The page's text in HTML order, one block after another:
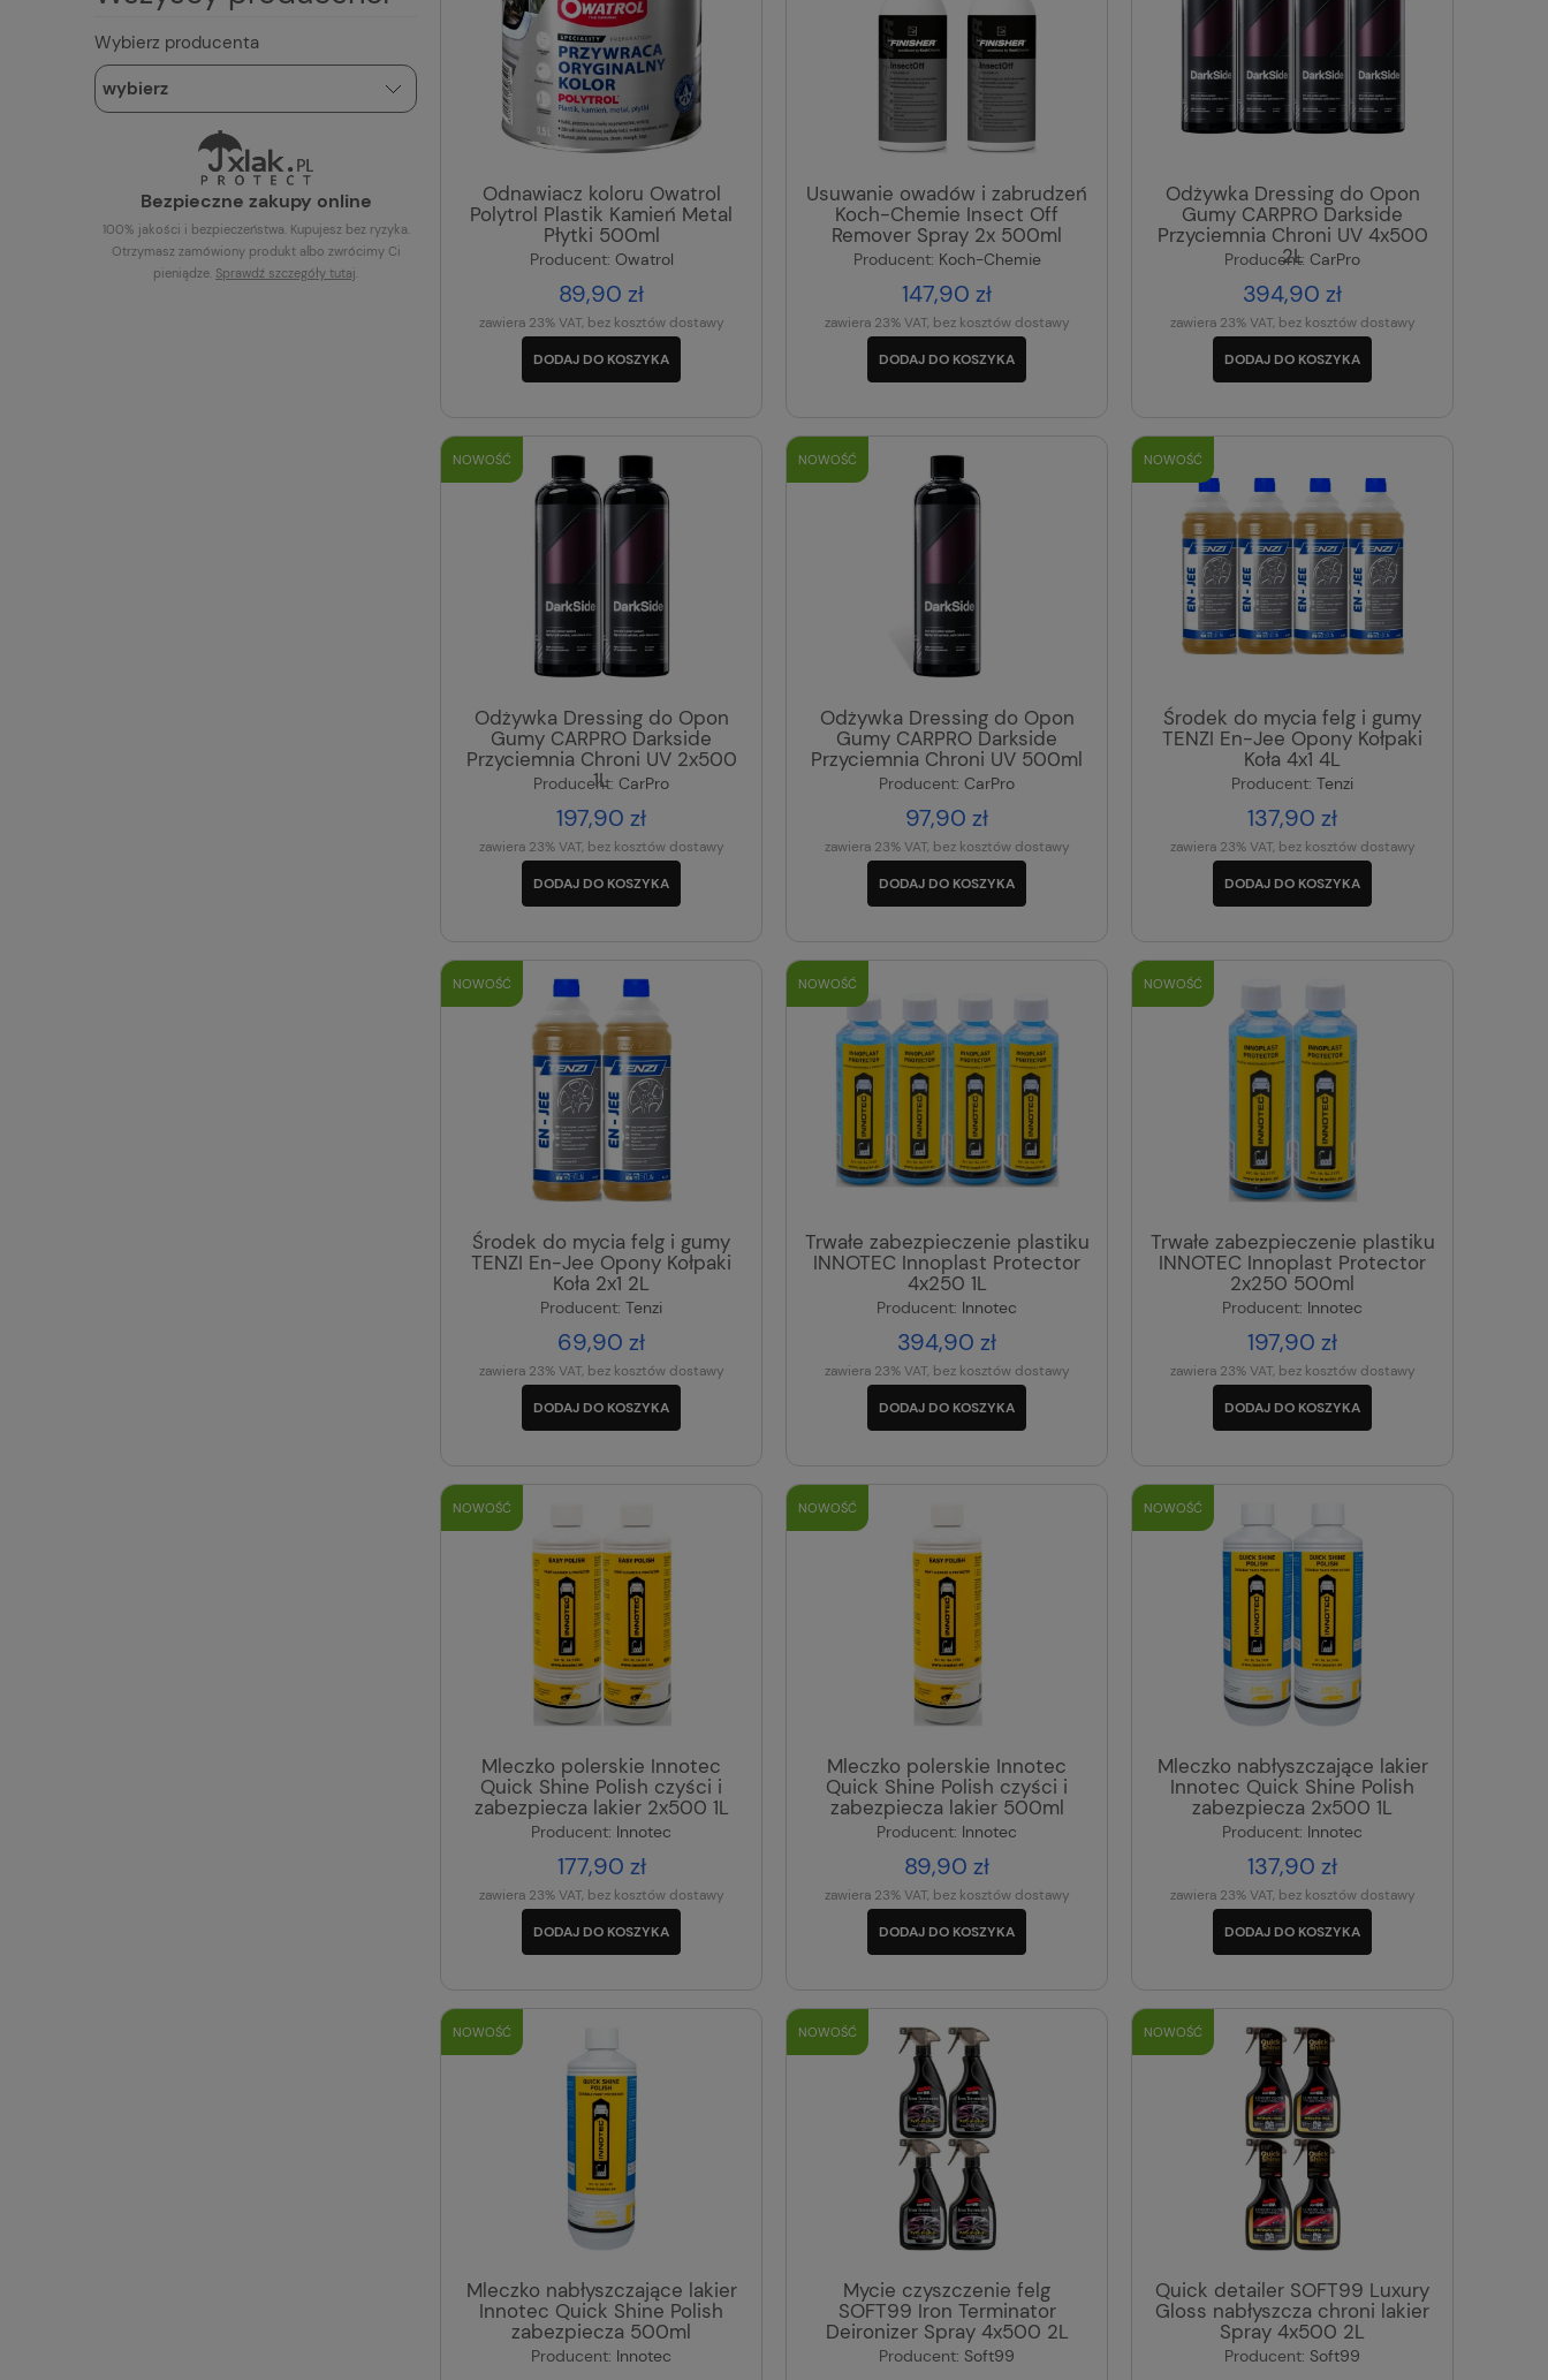
Wybierz producenta
Bezpieczne zakupy online
100% jakości i bezpieczeństwa. Kupujesz bez ryzyka.
Otrzymasz zamówiony produkt albo zwrócimy Ci
pieniądze. Sprawdź szczegóły tutaj
Odnawiacz koloru Owatrol
Polytrol Plastik Kamień Metal
Płytki 500ml
Producent: Owatrol
89,90 zł
zawiera 23% VAT, bez kosztów dostawy
DODAJ DO KOSZYKA
Usuwanie owadów i zabrudzeń
Koch-Chemie Insect Off
Remover Spray 2x 500ml
Producent: Koch-Chemie
147,90 zł
zawiera 23% VAT, bez kosztów dostawy
DODAJ DO KOSZYKA
Odżywka Dressing do Opon
Gumy CARPRO Darkside
Przyciemnia Chroni UV 4x500
2L
Producent: CarPro
394,90 zł
zawiera 23% VAT, bez kosztów dostawy
DODAJ DO KOSZYKA
Odżywka Dressing do Opon
Gumy CARPRO Darkside
Przyciemnia Chroni UV 2x500
1L
Producent: CarPro
197,90 zł
zawiera 23% VAT, bez kosztów dostawy
DODAJ DO KOSZYKA
NOWOŚĆ
Odżywka Dressing do Opon
Gumy CARPRO Darkside
Przyciemnia Chroni UV 500ml
Producent: CarPro
97,90 zł
zawiera 23% VAT, bez kosztów dostawy
DODAJ DO KOSZYKA
NOWOŚĆ
Środek do mycia felg i gumy
TENZI En-Jee Opony Kołpaki
Koła 4x1 4L
Producent: Tenzi
137,90 zł
zawiera 23% VAT, bez kosztów dostawy
DODAJ DO KOSZYKA
NOWOŚĆ
Środek do mycia felg i gumy
TENZI En-Jee Opony Kołpaki
Koła 2x1 2L
Producent: Tenzi
69,90 zł
zawiera 23% VAT, bez kosztów dostawy
DODAJ DO KOSZYKA
NOWOŚĆ
Trwałe zabezpieczenie plastiku
INNOTEC Innoplast Protector
4x250 1L
Producent: Innotec
394,90 zł
zawiera 23% VAT, bez kosztów dostawy
DODAJ DO KOSZYKA
NOWOŚĆ
Trwałe zabezpieczenie plastiku
INNOTEC Innoplast Protector
2x250 500ml
Producent: Innotec
197,90 zł
zawiera 23% VAT, bez kosztów dostawy
DODAJ DO KOSZYKA
NOWOŚĆ
Mleczko polerskie Innotec
Quick Shine Polish czyści i
zabezpiecza lakier 2x500 1L
Producent: Innotec
177,90 zł
zawiera 23% VAT, bez kosztów dostawy
DODAJ DO KOSZYKA
NOWOŚĆ
Mleczko polerskie Innotec
Quick Shine Polish czyści i
zabezpiecza lakier 500ml
Producent: Innotec
89,90 zł
zawiera 23% VAT, bez kosztów dostawy
DODAJ DO KOSZYKA
NOWOŚĆ
Mleczko nabłyszczające lakier
Innotec Quick Shine Polish
zabezpiecza 2x500 1L
Producent: Innotec
137,90 zł
zawiera 23% VAT, bez kosztów dostawy
DODAJ DO KOSZYKA
NOWOŚĆ
Mleczko nabłyszczające lakier
Innotec Quick Shine Polish
zabezpiecza 500ml
Producent: Innotec
NOWOŚĆ
Mycie czyszczenie felg
SOFT99 Iron Terminator
Deironizer Spray 4x500 2L
Producent: Soft99
NOWOŚĆ
Quick detailer SOFT99 Luxury
Gloss nabłyszcza chroni lakier
Spray 4x500 2L
Producent: Soft99
NOWOŚĆ